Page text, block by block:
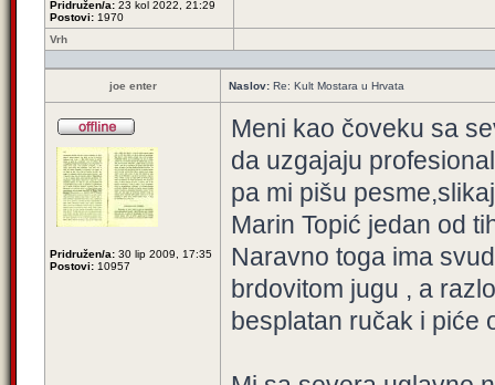
Pridružen/a: 23 kol 2022, 21:29
Postovi: 1970
Vrh
joe enter Naslov: Re: Kult Mostara u Hrvata
Pridružen/a: 30 lip 2009, 17:35
Postovi: 10957
Meni kao čoveku sa
da uzgajaju
pa mi pišu
Marin Topić jedan od
Naravno toga ima
brdovitom jugu , a
besplatan ručak i piće